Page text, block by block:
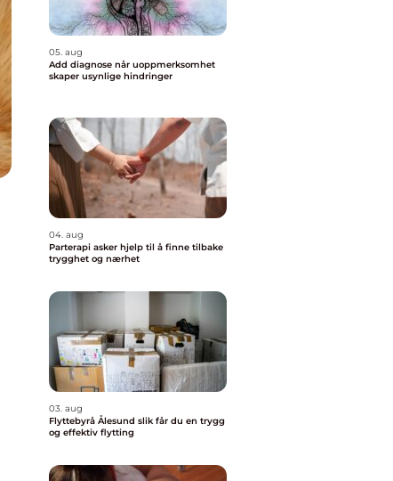
05. aug
Add diagnose når uoppmerksomhet
skaper usynlige hindringer
04. aug
Parterapi asker hjelp til å finne tilbake
trygghet og nærhet
03. aug
Flyttebyrå Ålesund slik får du en trygg
og effektiv flytting